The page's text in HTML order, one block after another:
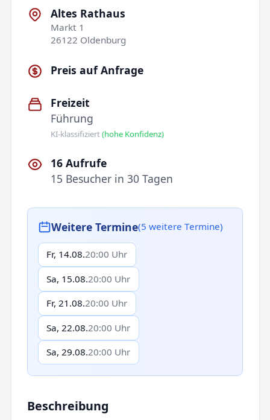
Altes Rathaus
Markt 1
26122 Oldenburg
Preis auf Anfrage
Freizeit
Führung
KI-klassifiziert(hohe Konfidenz)
16 Aufrufe
15 Besucher in 30 Tagen
Weitere Termine(5 weitere Termine)
Fr, 14.08.20:00 Uhr
Sa, 15.08.20:00 Uhr
Fr, 21.08.20:00 Uhr
Sa, 22.08.20:00 Uhr
Sa, 29.08.20:00 Uhr
Beschreibung